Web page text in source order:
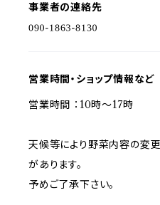
事業者の連絡先
営業時間・ショップ情報など
営業時間 ：10時～17時
天候等により野菜内容の変
があります。
予めご了承下さい。